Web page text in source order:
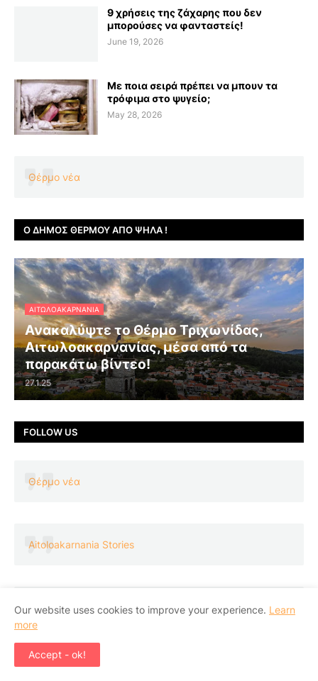
9 χρήσεις της ζάχαρης που δεν
μπορούσες να φανταστείς!
June 19, 2026
Με ποια σειρά πρέπει να μπουν τα
τρόφιμα στο ψυγείο;
May 28, 2026
Θέρμο νέα
Ο ΔΉΜΟΣ ΘΈΡΜΟΥ ΑΠΌ ΨΗΛΆ !
ΑΙΤΩΛΟΑΚΑΡΝΑΝΊΑ
Ανακαλύψτε το Θέρμο Τριχωνίδας,
Αιτωλοακαρνανίας, μέσα από τα
παρακάτω βίντεο!
27.1.25
FOLLOW US
Θέρμο νέα
Aitoloakarnania Stories
Θέρμο Τριχωνίδα Αιτωλοακαρνανία
Our website uses cookies to improve your experience. Learn
more
Accept - ok!